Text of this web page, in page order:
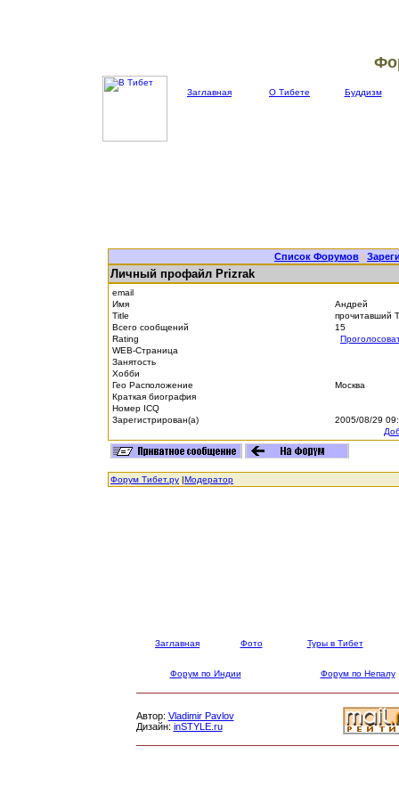
Заглавная О Тибете Буддизм
Список Форумов |
Личный профайл Prizrak
email
Имя
Андрей
Title
прочитавший
Всего сообщений
15
Rating
WEB-Страница
Занятость
Хобби
Гео Расположение
Москва
Краткая биография
Номер ICQ
Зарегистрирован(а)
2005/08/29
Форум Тибет.ру |Модератор
Заглавная Фото Туры в Тибет
Форум по Индии Форум по Непалу
Автор: Vladimir Pavlov
Дизайн: inSTYLE.ru